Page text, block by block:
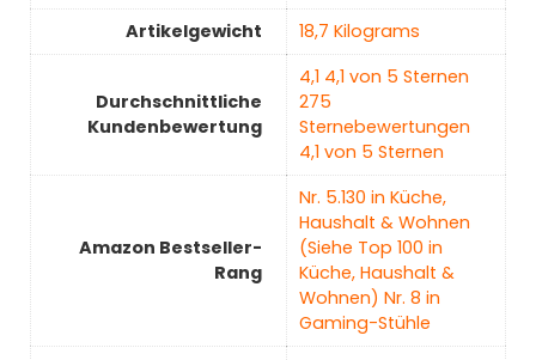
Artikelgewicht
‎18,7 Kilograms
Durchschnittliche
Kundenbewertung
4,1 4,1 von 5 Sternen
275
Sternebewertungen
4,1 von 5 Sternen
Amazon Bestseller-
Rang
Nr. 5.130 in Küche,
Haushalt & Wohnen
(Siehe Top 100 in
Küche, Haushalt &
Wohnen) Nr. 8 in
Gaming-Stühle